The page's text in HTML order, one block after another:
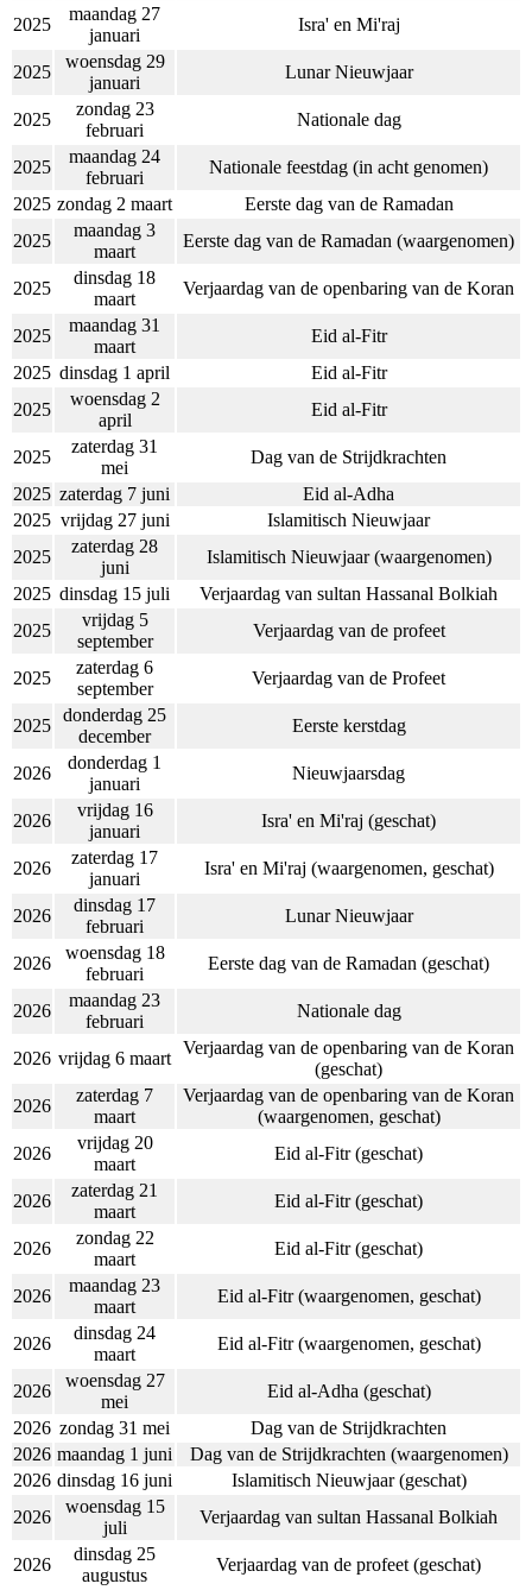
2025
maandag 27
januari
Isra' en Mi'raj
2025
woensdag 29
januari
Lunar Nieuwjaar
2025
zondag 23
februari
Nationale dag
2025
maandag 24
februari
Nationale feestdag (in acht genomen)
2025 zondag 2 maart
Eerste dag van de Ramadan
2025
maandag 3
maart
Eerste dag van de Ramadan (waargenomen)
2025
dinsdag 18
maart
Verjaardag van de openbaring van de Koran
2025
maandag 31
maart
Eid al-Fitr
2025 dinsdag 1 april
Eid al-Fitr
2025
woensdag 2
april
Eid al-Fitr
2025
zaterdag 31
mei
Dag van de Strijdkrachten
2025 zaterdag 7 juni
Eid al-Adha
2025 vrijdag 27 juni
Islamitisch Nieuwjaar
2025
zaterdag 28
juni
Islamitisch Nieuwjaar (waargenomen)
2025 dinsdag 15 juli
Verjaardag van sultan Hassanal Bolkiah
2025
vrijdag 5
september
Verjaardag van de profeet
2025
zaterdag 6
september
Verjaardag van de Profeet
2025
donderdag 25
december
Eerste kerstdag
2026
donderdag 1
januari
Nieuwjaarsdag
2026
vrijdag 16
januari
Isra' en Mi'raj (geschat)
2026
zaterdag 17
januari
Isra' en Mi'raj (waargenomen, geschat)
2026
dinsdag 17
februari
Lunar Nieuwjaar
2026
woensdag 18
februari
Eerste dag van de Ramadan (geschat)
2026
maandag 23
februari
Nationale dag
2026 vrijdag 6 maart
Verjaardag van de openbaring van de Koran
(geschat)
2026
zaterdag 7
maart
Verjaardag van de openbaring van de Koran
(waargenomen, geschat)
2026
vrijdag 20
maart
Eid al-Fitr (geschat)
2026
zaterdag 21
maart
Eid al-Fitr (geschat)
2026
zondag 22
maart
Eid al-Fitr (geschat)
2026
maandag 23
maart
Eid al-Fitr (waargenomen, geschat)
2026
dinsdag 24
maart
Eid al-Fitr (waargenomen, geschat)
2026
woensdag 27
mei
Eid al-Adha (geschat)
2026 zondag 31 mei
Dag van de Strijdkrachten
2026 maandag 1 juni
Dag van de Strijdkrachten (waargenomen)
2026 dinsdag 16 juni
Islamitisch Nieuwjaar (geschat)
2026
woensdag 15
juli
Verjaardag van sultan Hassanal Bolkiah
2026
dinsdag 25
augustus
Verjaardag van de profeet (geschat)